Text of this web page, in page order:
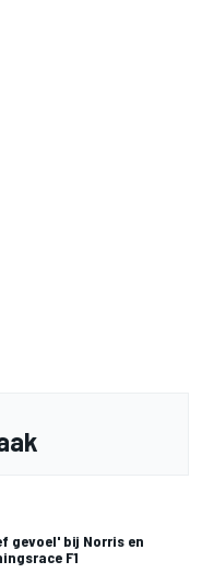
gevoel' bij Norris en
F1